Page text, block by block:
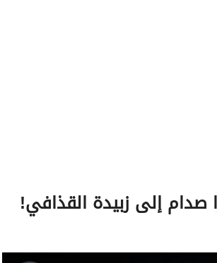
صدام إلى زبيدة القذافي!